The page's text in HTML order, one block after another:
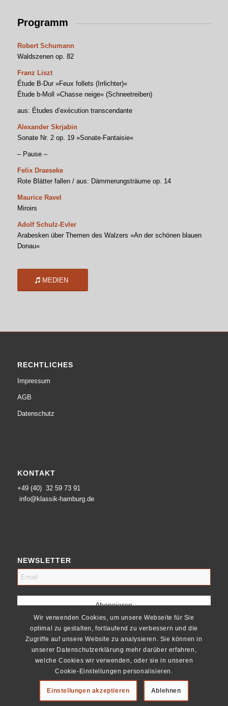
Programm
Robert Schumann
Waldszenen op. 82
Franz Liszt
Étude B-Dur »Feux follets (Irrlichter)«
Étude b-Moll »Chasse neige« (Schneetreiben)
aus: Études d’exécution transcendante
Alexander Skrjabin
Sonate Nr. 2 op. 19 »Sonate-Fantaisie«
– Pause –
Felix Draeseke
Rote Blätter fallen / aus: Dämmerungsträume op. 14
Maurice Ravel
Miroirs
Adolf Schulz-Evler
Arabesken über Themen des Walzers »An der schönen blauen
Donau«
MEDIEN
RECHTLICHES
Impressum
AGB
Datenschutz
KONTAKT
+49 (40) 32 59 73 91
info@klassik-hamburg.de
NEWSLETTER
Wir verwenden Cookies, um unsere Webseite für Sie
optimal zu gestalten, fortlaufend zu verbessern und die
Zugriffe auf unsere Website zu analysieren. Sie können in
unserer Datenschutzerklärung mehr darüber erfahren,
welche Cookies wir verwenden, oder sie in unseren
Cookie-Einstellungen personalisieren.
Einstellungen akzeptieren Ablehnen